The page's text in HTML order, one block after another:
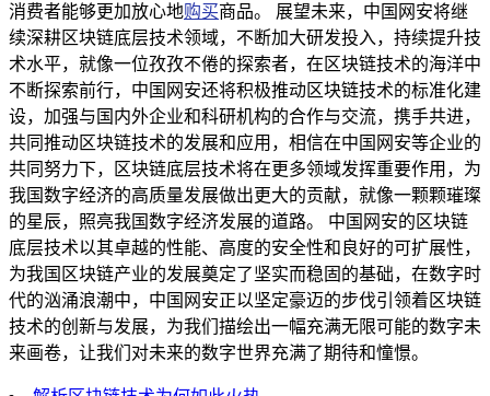
消费者能够更加放心地购买商品。 展望未来，中国网安将继
续深耕区块链底层技术领域，不断加大研发投入，持续提升技
术水平，就像一位孜孜不倦的探索者，在区块链技术的海洋中
不断探索前行，中国网安还将积极推动区块链技术的标准化建
设，加强与国内外企业和科研机构的合作与交流，携手共进，
共同推动区块链技术的发展和应用，相信在中国网安等企业的
共同努力下，区块链底层技术将在更多领域发挥重要作用，为
我国数字经济的高质量发展做出更大的贡献，就像一颗颗璀璨
的星辰，照亮我国数字经济发展的道路。 中国网安的区块链
底层技术以其卓越的性能、高度的安全性和良好的可扩展性，
为我国区块链产业的发展奠定了坚实而稳固的基础，在数字时
代的汹涌浪潮中，中国网安正以坚定豪迈的步伐引领着区块链
技术的创新与发展，为我们描绘出一幅充满无限可能的数字未
来画卷，让我们对未来的数字世界充满了期待和憧憬。